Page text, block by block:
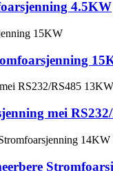
4.5KW
mei